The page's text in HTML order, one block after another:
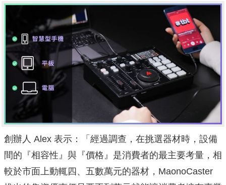
創辦人 Alex 表示：「經過調查，在挑選器材時，設備
間的『相容性』與『價格』是消費者的最主要考量，相
較於市面上動輒四、五數萬元的器材，MaonoCaster